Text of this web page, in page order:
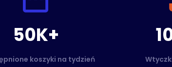
50K+
koszyki na tydzień